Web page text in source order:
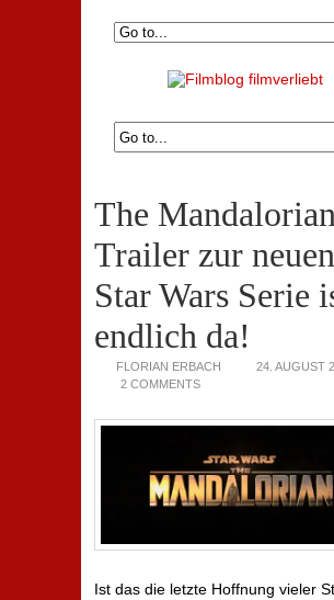
The
Trailer zur neuen
Star Wars Serie
endlich da!
FLORIAN ERBACH
24. AUGUST
2 COMMENTS
Ist das die letzte Hoffnung vieler